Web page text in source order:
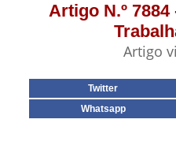
Artigo N.º
Artigo
Twitter
Whatsapp